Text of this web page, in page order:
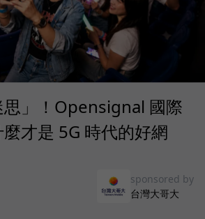
」！Opensignal 國際
才是 5G 時代的好網
sponsored by
台灣大哥大